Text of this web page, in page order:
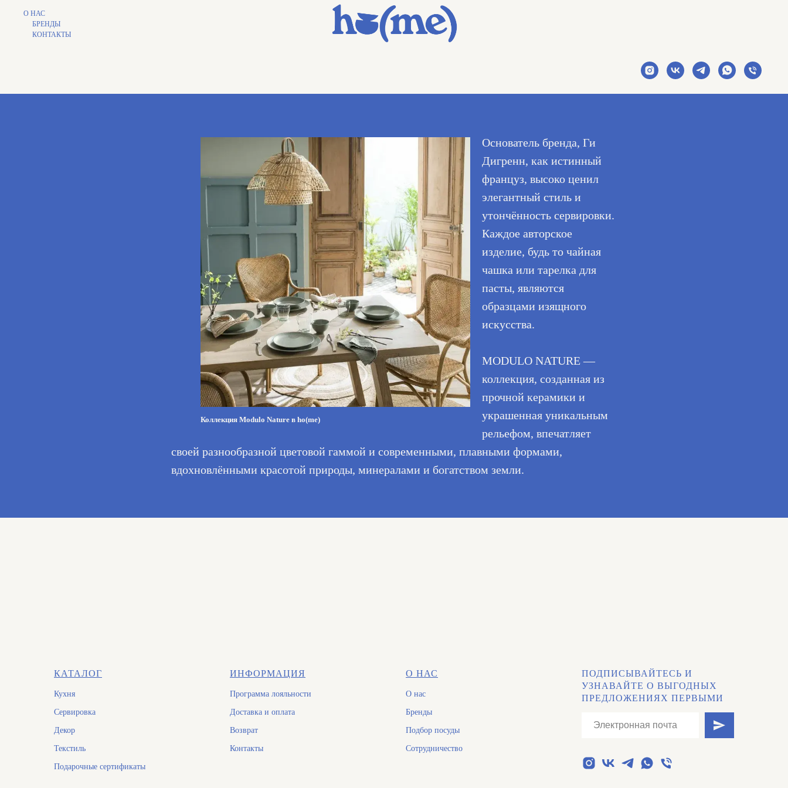
О НАС
БРЕНДЫ
КОНТАКТЫ
Коллекция Modulo Nature в ho(me)
Основатель бренда, Ги
Дигренн, как истинный
француз, высоко ценил
элегантный стиль и
утончённость сервировки.
Каждое авторское
изделие, будь то чайная
чашка или тарелка для
пасты, являются
образцами изящного
искусства.
MODULO NATURE —
коллекция, созданная из
прочной керамики и
украшенная уникальным
рельефом, впечатляет
своей разнообразной цветовой гаммой и современными, плавными формами,
вдохновлёнными красотой природы, минералами и богатством земли.
КАТАЛОГ
Кухня
Сервировка
Декор
Текстиль
Подарочные сертификаты
ИНФОРМАЦИЯ
Программа лояльности
Доставка и оплата
Возврат
Контакты
О НАС
О нас
Бренды
Подбор посуды
Сотрудничество
ПОДПИСЫВАЙТЕСЬ И
УЗНАВАЙТЕ О ВЫГОДНЫХ
ПРЕДЛОЖЕНИЯХ ПЕРВЫМИ